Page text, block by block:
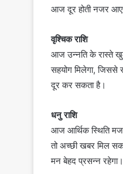
आज दूर होती नजर
वृश्चिक राशि
आज उन्नति के रास्ते
सहयोग मिलेगा, जिससे
दूर कर सकता है।
धनु राशि
आज आर्थिक स्थिति
तो अच्छी खबर मिल
मन बेहद प्रसन्न रहेगा।